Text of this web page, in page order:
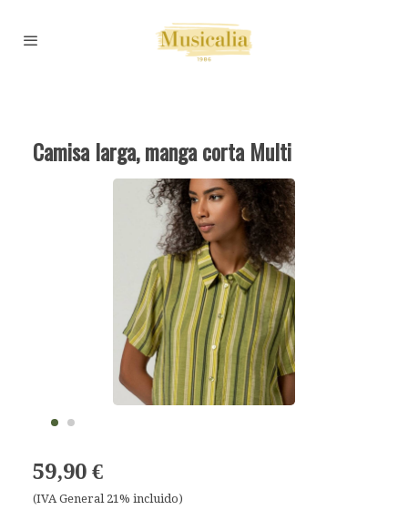
Camisa larga, manga corta Multi
59,90 €
(IVA General 21% incluido)